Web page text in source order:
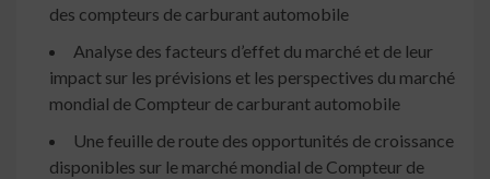
des compteurs de carburant automobile
Analyse des facteurs d’effet du marché et de leur
impact sur les prévisions et les perspectives du marché
mondial de Compteur de carburant automobile
Une feuille de route des opportunités de croissance
disponibles sur le marché mondial de Compteur de